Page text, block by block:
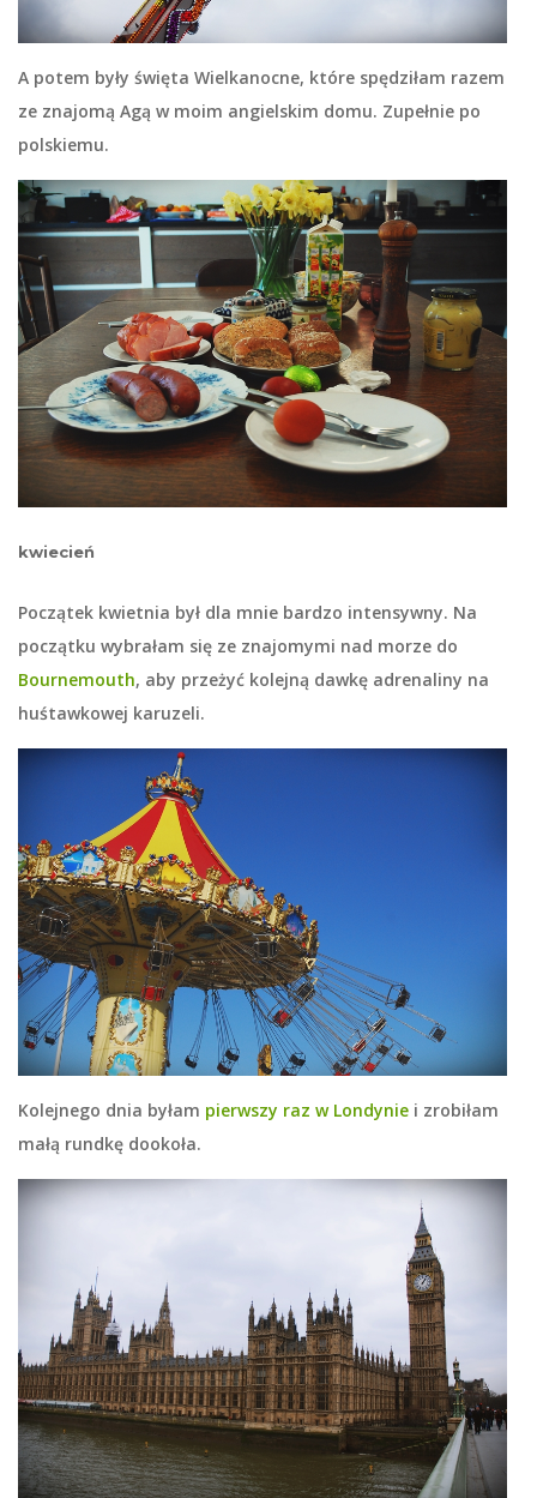
A potem były święta Wielkanocne, które spędziłam razem
ze znajomą Agą w moim angielskim domu. Zupełnie po
polskiemu.
kwiecień
Początek kwietnia był dla mnie bardzo intensywny. Na
początku wybrałam się ze znajomymi nad morze do
Bournemouth, aby przeżyć kolejną dawkę adrenaliny na
huśtawkowej karuzeli.
Kolejnego dnia byłam pierwszy raz w Londynie i zrobiłam
małą rundkę dookoła.